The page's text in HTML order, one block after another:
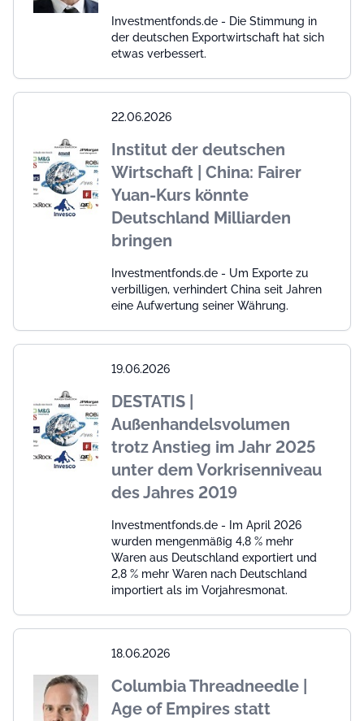
Investmentfonds.de - Die Stimmung in
der deutschen Exportwirtschaft hat sich
etwas verbessert.
22.06.2026
Institut der deutschen
Wirtschaft | China: Fairer
Yuan-Kurs könnte
Deutschland Milliarden
bringen
Investmentfonds.de - Um Exporte zu
verbilligen, verhindert China seit Jahren
eine Aufwertung seiner Währung.
19.06.2026
DESTATIS |
Außenhandelsvolumen
trotz Anstieg im Jahr 2025
unter dem Vorkrisenniveau
des Jahres 2019
Investmentfonds.de - Im April 2026
wurden mengenmäßig 4,8 % mehr
Waren aus Deutschland exportiert und
2,8 % mehr Waren nach Deutschland
importiert als im Vorjahresmonat.
18.06.2026
Columbia Threadneedle |
Age of Empires statt